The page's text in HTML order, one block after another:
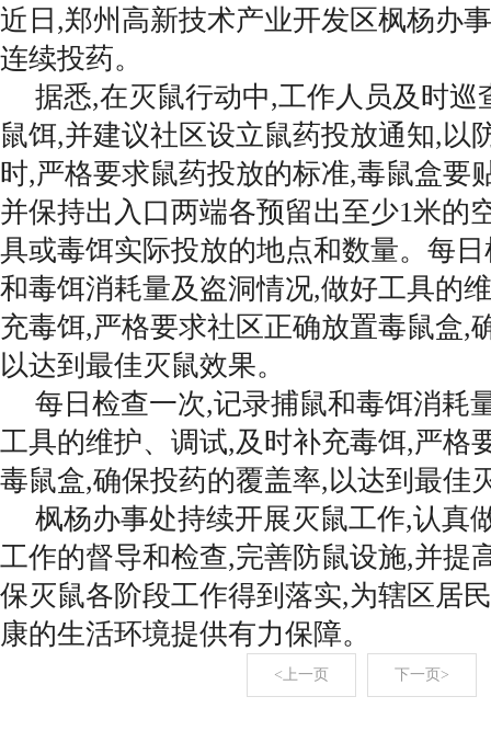
近日,郑州高新技术产业开发区枫杨办
连续投药。
据悉,在灭鼠行动中,工作人员及时巡
鼠饵,并建议社区设立鼠药投放通知,以
时,严格要求鼠药投放的标准,毒鼠盒要
并保持出入口两端各预留出至少1米的
具或毒饵实际投放的地点和数量。每
和毒饵消耗量及盗洞情况,做好工具的
充毒饵,严格要求社区正确放置毒鼠盒,
以达到最佳灭鼠效果。
每日检查一次,记录捕鼠和毒饵消耗
工具的维护、调试,及时补充毒饵,严格
毒鼠盒,确保投药的覆盖率,以达到最佳
枫杨办事处持续开展灭鼠工作,认真
工作的督导和检查,完善防鼠设施,并提
保灭鼠各阶段工作得到落实,为辖区居
康的生活环境提供有力保障。
<上一页 下一页>